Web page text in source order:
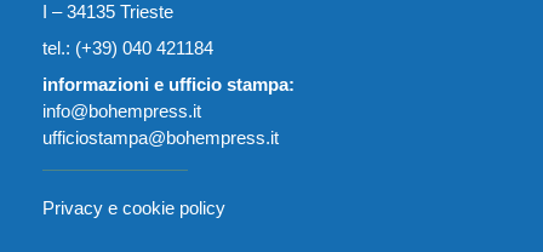
I – 34135 Trieste
tel.: (+39) 040 421184
informazioni e ufficio stampa:
info@bohempress.it
ufficiostampa@bohempress.it
Privacy e cookie policy